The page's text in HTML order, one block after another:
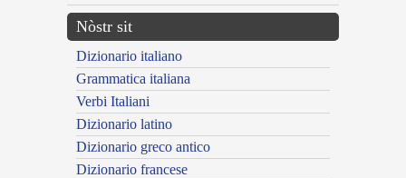
Nòstr sit
Dizionario italiano
Grammatica italiana
Verbi Italiani
Dizionario latino
Dizionario greco antico
Dizionario francese